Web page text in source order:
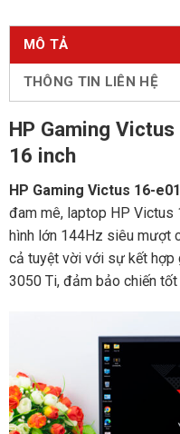
MÔ TẢ
THÔNG TIN LIÊN HỆ
HP Gaming
16 inch
HP Gaming Victus 16-
đam mê, laptop HP Victus
hình lớn 144Hz siêu mượt
cả tuyệt vời với sự kết hợp
3050 Ti, đảm bảo chiến